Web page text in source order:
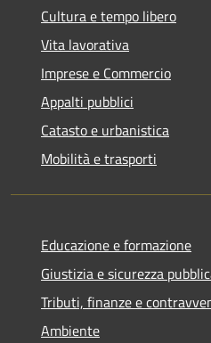
Cultura e tempo libero
Vita lavorativa
Imprese e Commercio
Appalti pubblici
Catasto e urbanistica
Mobilità e trasporti
Educazione e formazione
Giustizia e sicurezza
Tributi, finanze e
Ambiente